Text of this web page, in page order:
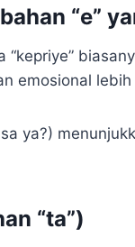
“e”
“kepriye”
emosional
ya?)
“ta”)